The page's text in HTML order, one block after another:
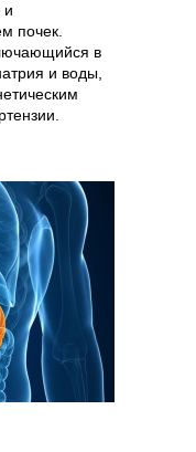
и
почек.
в
и воды,